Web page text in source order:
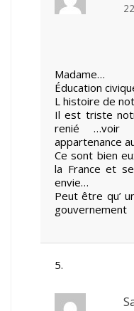
Madame…
Éducation
L histoire de
Il est triste
renié …voir
appartenance
Ce sont bien
la France et
envie…
Peut être qu’
gouvernement